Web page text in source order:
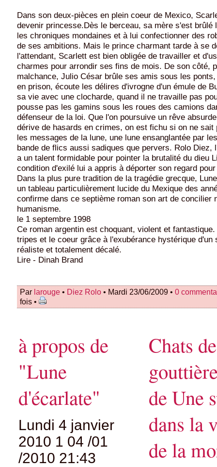
Dans son deux-pièces en plein coeur de Mexico,
devenir princesse.Dès le berceau, sa mère s'est brûlé
les chroniques mondaines et à lui confectionner des
de ses ambitions. Mais le prince charmant tarde à se
l'attendant, Scarlett est bien obligée de travailler et
charmes pour arrondir ses fins de mois. De son côté,
malchance, Julio César brûle ses amis sous les
en prison, écoute les délires d'ivrogne d'un émule de
sa vie avec une clocharde, quand il ne travaille pas
pousse pas les gamins sous les roues des camions
défenseur de la loi. Que l'on poursuive un rêve
dérive de hasards en crimes, on est fichu si on ne sait
les messages de la lune, une lune ensanglantée par
bande de flics aussi sadiques que pervers. Rolo Diez,
a un talent formidable pour pointer la brutalité du dieu
condition d'exilé lui a appris à déporter son regard
Dans la plus pure tradition de la tragédie grecque,
un tableau particulièrement lucide du Mexique des
confirme dans ce septième roman son art de concilier
humanisme.
le 1 septembre 1998
Ce roman argentin est choquant, violent et
tripes et le coeur grâce à l'exubérance hystérique d'un
réaliste et totalement décalé.
Lire - Dinah Brand
Par larouge • Diez Rolo • Mardi 23/06/2009 • 0
fois •
à propos de
"Lune
d'écarlate"
Lundi 4 janvier
2010 1 04 /01
/2010 21:43
Chats de
de Une
dans la
de la